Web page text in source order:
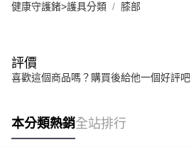
健康守護鍺>護具分類 膝部
評價
喜歡這個商品嗎？購買後給他一個好評吧
本分類熱銷全站排行